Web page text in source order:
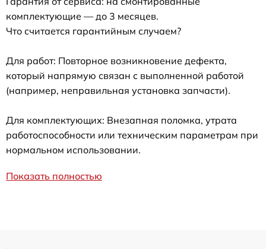
комплектующие — до 3 месяцев.
Что считается гарантийным случаем?
Для работ: Повторное возникновение дефекта,
который напрямую связан с выполненной работой
(например, неправильная установка запчасти).
Для комплектующих: Внезапная поломка, утрата
работоспособности или техническим параметрам при
нормальном использовании.
Показать полностью